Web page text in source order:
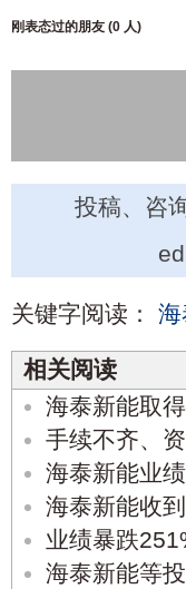
刚表态过的朋友 (0 人)
投稿、咨
关键字阅读：
相关阅读
海泰新能取
手续不齐、
海泰新能业
海泰新能收
业绩暴跌
海泰新能等